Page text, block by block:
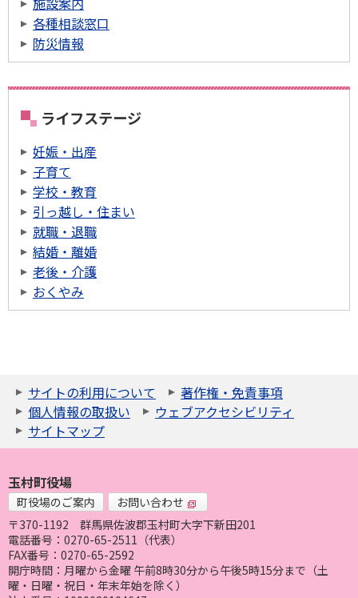
各種相談窓口
防災情報
ライフステージ
妊娠・出産
子育て
学校・教育
引っ越し・住まい
就職・退職
結婚・離婚
老後・介護
おくやみ
サイトの利用について
著作権・免責事項
個人情報の取扱い
ウェブアクセシビリティ
サイトマップ
玉村町役場
町役場のご案内
お問い合わせ
〒370-1192
群馬県佐波郡玉村町大字下新田201
電話番号：0270-65-2511（代表）
FAX番号：0270-65-2592
開庁時間：月曜から金曜 午前8時30分から午後5時15分まで（土
曜・日曜・祝日・年末年始を除く）